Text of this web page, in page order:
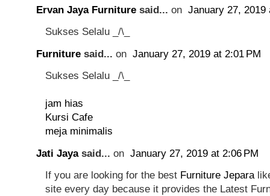
Ervan Jaya Furniture said... on January 27, 2019
Sukses Selalu _/\_
Furniture said... on January 27, 2019 at 2:01 PM
Sukses Selalu _/\_
jam hias
Kursi Cafe
meja minimalis
Jati Jayasaid... on January 27, 2019 at 2:06 PM
If you are looking for the best Furniture Jepara
site every day because it provides the Latest